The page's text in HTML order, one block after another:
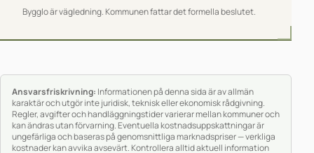
Bygglo är vägledning. Kommunen fattar det formella beslutet.
Ansvarsfriskrivning: Informationen på denna sida är av allmän
karaktär och utgör inte juridisk, teknisk eller ekonomisk rådgivning.
Regler, avgifter och handläggningstider varierar mellan kommuner och
kan ändras utan förvarning. Eventuella kostnadsuppskattningar är
ungefärliga och baseras på genomsnittliga marknadspriser — verkliga
kostnader kan avvika avsevärt. Kontrollera alltid aktuell information